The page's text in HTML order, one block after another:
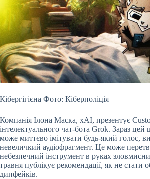
Кібергігієна Фото: Кіберполіція
Компанія Ілона Маска, xAI, презентує
інтелектуального чат-бота Grok. Зараз цей
може миттєво імітувати будь-який голос,
невеличкий аудіофрагмент. Це може
небезпечний інструмент в руках
травня публікує рекомендації, як не стати
дипфейків.